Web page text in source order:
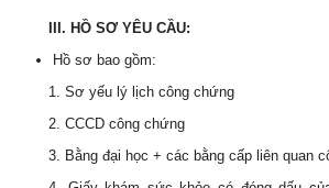
III. HỒ SƠ YÊU CẦU:
Hồ sơ bao gồm:
1. Sơ yếu lý lịch công chứng
2. CCCD công chứng
3. Bằng đại học + các bằng cấp liên quan